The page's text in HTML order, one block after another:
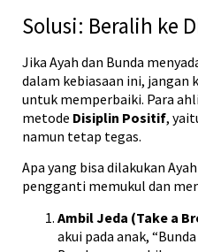
Solusi: Beralih ke
Jika Ayah dan Bunda
dalam kebiasaan ini, jangan
untuk memperbaiki. Para
metode Disiplin Positif,
namun tetap tegas.
Apa yang bisa dilakukan
pengganti memukul dan
Ambil Jeda (Take a
akui pada anak,